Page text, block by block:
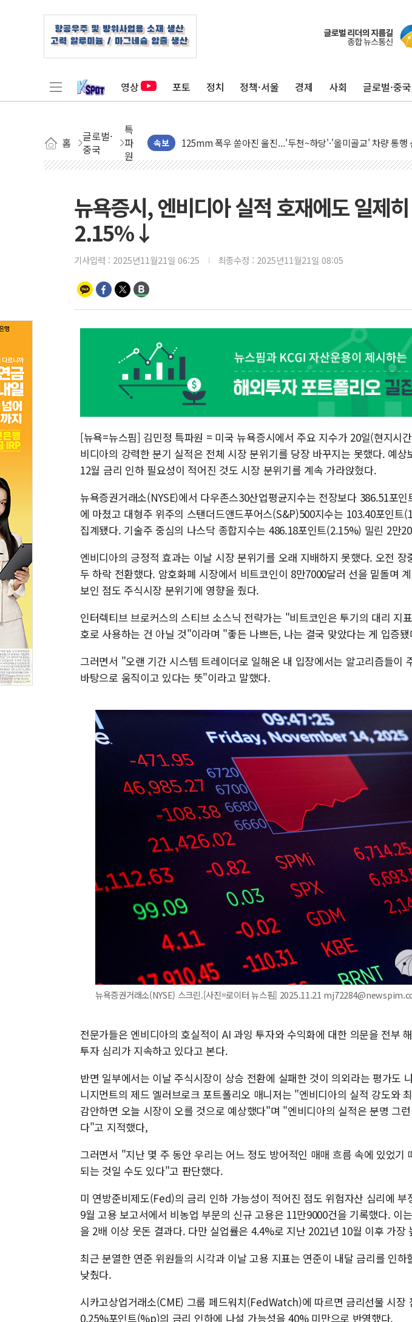
영상 포토 정치 정책·서울 경제 사회 글로벌·중국
홈
글로벌·
중국
특
파
원
속보
[중국증시 주간 포인트] ②CPEO 2026 개최, 중국산 C919 최
평택 진위면 공장서 탱크 내부 작업 중 근로자 1명 숨져
포항 블루밸리 국가산단에 '철강 AI융합실증센터' 들어선다
[종합] 김민석, 정청래에 누적 1.48%p 차 선두 유지...金
민주당 경북도당위원장에 오중기 당선...합산득표율 68.63%
[속보] 민주, 강원·대구·경북 경선 결과...김민석 48.54% 정청
[속보] 민주, 대구 경선 결과 발표...정청래 47.82% 김민석
정재헌 CEO, SKT 장기고객 400명 맞이…"마음 잇는 시간 되
최태원, 노소영에 9440억 지급 확정되나…재상고 앞두고 막판
하나금융, 명동 소상공인에 '행복상자' 전달
인천시 광복절 현수막 '태극기 거꾸로' 논란…이틀만에 철거
병무청, 보충역 전면 손질… 예술·체육요원 최대 33% 감축
홈플러스發 대형마트 판매, 역대 최대폭 감소한 9.4%↓…유
뉴욕증시, 엔비디아 실적 호재에도 일제
2.15%↓
기사입력 : 2025년11월21일 06:25 최종수정 : 2025년11월21일 08:05
[뉴욕=뉴스핌] 김민정 특파원 = 미국 뉴욕증시에서 주요 지수가 20일(현지시
비디아의 강력한 분기 실적은 전체 시장 분위기를 당장 바꾸지는 못했다. 예상
12월 금리 인하 필요성이 적어진 것도 시장 분위기를 계속 가라앉혔다.
뉴욕증권거래소(NYSE)에서 다우존스30산업평균지수는 전장보다 386.51포
에 마쳤고 대형주 위주의 스탠더드앤드푸어스(S&P)500지수는 103.40포인트
집계됐다. 기술주 중심의 나스닥 종합지수는 486.18포인트(2.15%) 밀린 2만
엔비디아의 긍정적 효과는 이날 시장 분위기를 오래 지배하지 못했다. 오전
두 하락 전환했다. 암호화폐 시장에서 비트코인이 8만7000달러 선을 밑돌며
보인 점도 주식시장 분위기에 영향을 줬다.
인터렉티브 브로커스의 스티브 소스닉 전략가는 "비트코인은 투기의 대리 지
호로 사용하는 건 아닐 것"이라며 "좋든 나쁘든, 나는 결국 맞았다는 게 입증
그러면서 "오랜 기간 시스템 트레이더로 일해온 내 입장에서는 알고리즘들이
바탕으로 움직이고 있다는 뜻"이라고 말했다.
뉴욕증권거래소(NYSE) 스크린.[사진=로이터 뉴스핌] 2025.11.21
전문가들은 엔비디아의 호실적이 AI 과잉 투자와 수익화에 대한 의문을 전부
투자 심리가 지속하고 있다고 본다.
반면 일부에서는 이날 주식시장이 상승 전환에 실패한 것이 의외라는 평가도
니지먼트의 제드 엘러브로크 포트폴리오 매니저는 "엔비디아의 실적 강도와
감안하면 오늘 시장이 오를 것으로 예상했다"며 "엔비디아의 실적은 분명 그
다"고 지적했다,
그러면서 "지난 몇 주 동안 우리는 어느 정도 방어적인 매매 흐름 속에 있었기
되는 것일 수도 있다"고 판단했다.
미 연방준비제도(Fed)의 금리 인하 가능성이 적어진 점도 위험자산 심리에 부
9월 고용 보고서에서 비농업 부문의 신규 고용은 11만9000건을 기록했다. 이
을 2배 이상 웃돈 결과다. 다만 실업률은 4.4%로 지난 2021년 10월 이후 가장
최근 분열한 연준 위원들의 시각과 이날 고용 지표는 연준이 내달 금리를 인하
낮췄다.
시카고상업거래소(CME) 그룹 페드워치(FedWatch)에 따르면 금리선물 시장
0.25%포인트(%p)의 금리 인하에 나설 가능성을 40% 미만으로 반영했다.